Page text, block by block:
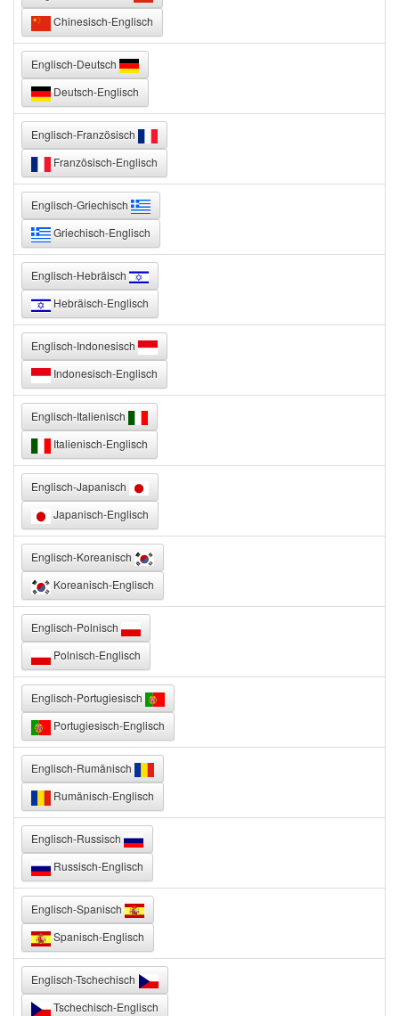
Chinesisch-Englisch
Englisch-Deutsch
Deutsch-Englisch
Englisch-Französisch
Französisch-Englisch
Englisch-Griechisch
Griechisch-Englisch
Englisch-Hebräisch
Hebräisch-Englisch
Englisch-Indonesisch
Indonesisch-Englisch
Englisch-Italienisch
Italienisch-Englisch
Englisch-Japanisch
Japanisch-Englisch
Englisch-Koreanisch
Koreanisch-Englisch
Englisch-Polnisch
Polnisch-Englisch
Englisch-Portugiesisch
Portugiesisch-Englisch
Englisch-Rumänisch
Rumänisch-Englisch
Englisch-Russisch
Russisch-Englisch
Englisch-Spanisch
Spanisch-Englisch
Englisch-Tschechisch
Tschechisch-Englisch